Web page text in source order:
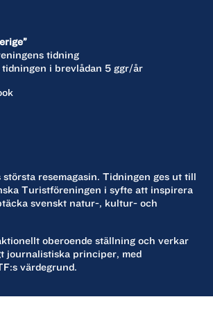
tidning
tidningen i brevlådan 5 ggr/år
resemagasin. Tidningen ges ut till
Turistföreningen i syfte att inspirera
svenskt natur-, kultur- och
oberoende ställning och verkar
journalistiska principer, med
värdegrund.